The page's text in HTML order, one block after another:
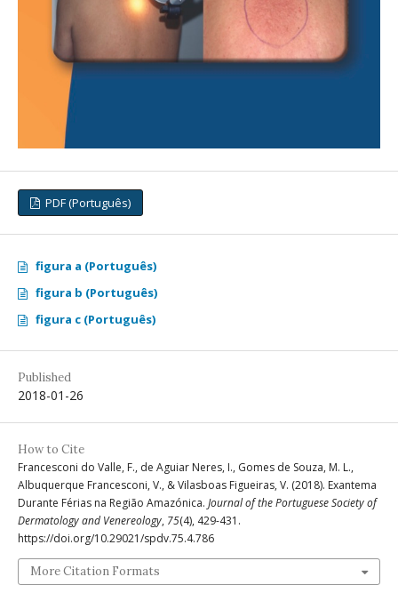
PDF (Português)
figura a (Português)
figura b (Português)
figura c (Português)
Published
2018-01-26
How to Cite
Francesconi do Valle, F., de Aguiar Neres, I., Gomes de Souza, M. L.,
Albuquerque Francesconi, V., & Vilasboas Figueiras, V. (2018). Exantema
Durante Férias na Região Amazónica. Journal of the Portuguese Society of
Dermatology and Venereology, 75(4), 429-431.
https://doi.org/10.29021/spdv.75.4.786
More Citation Formats